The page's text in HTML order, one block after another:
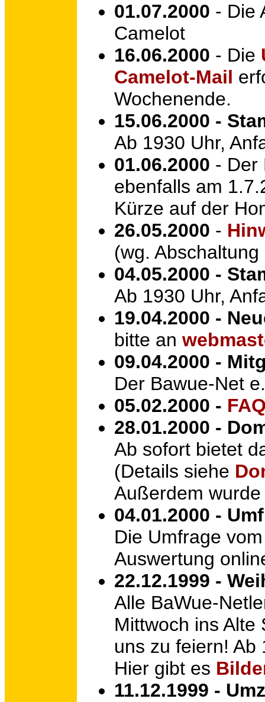
01.07.2000 - Die
Camelot
16.06.2000 - Die
Camelot-Mail
Wochenende.
15.06.2000 -
Ab 1930 Uhr,
01.06.2000 - Der
ebenfalls am
Kürze auf der
26.05.2000 -
(wg.
04.05.2000 -
Ab 1930 Uhr,
19.04.2000 -
bitte an
09.04.2000 -
Der Bawue-Net
05.02.2000 -
28.01.2000 -
Ab sofort bietet
(Details siehe
Außerdem
04.01.2000 -
Die Umfrage
Auswertung
22.12.1999 -
Alle BaWue-
Mittwoch ins Alte
uns zu feiern! Ab
Hier gibt es
11.12.1999 -